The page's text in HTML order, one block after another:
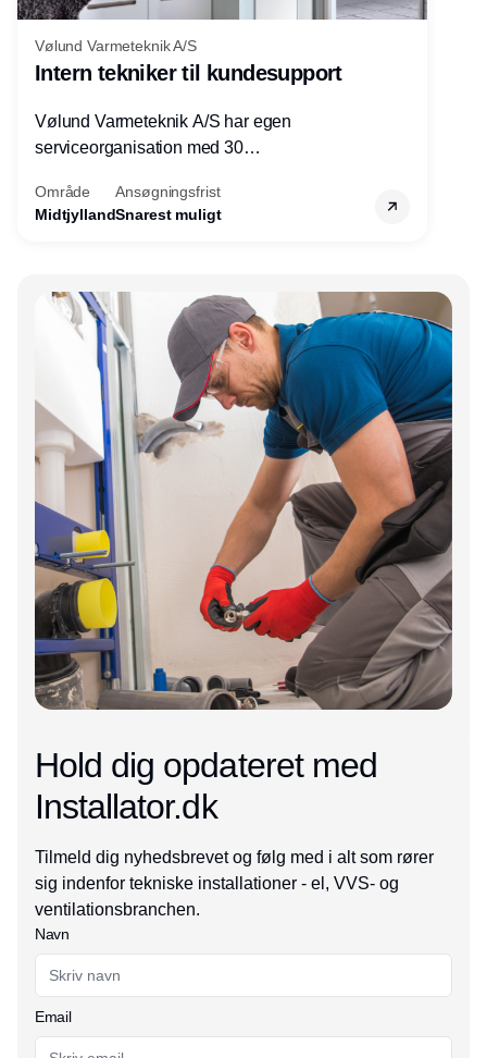
Vølund Varmeteknik A/S
Intern tekniker til kundesupport
Vølund Varmeteknik A/S har egen
serviceorganisation med 30
søger nu endnu en teknisk kollega - denne
gang til kundesupport på kontoret i Herning.
Område
Midtjylland
Ansøgningsfrist
Snarest muligt
Annonce
Hold dig opdateret med
Installator.dk
Tilmeld dig nyhedsbrevet og følg med i alt som rører
sig indenfor tekniske installationer - el, VVS- og
ventilationsbranchen.
Navn
Email